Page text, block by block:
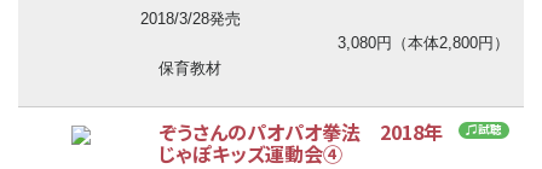
2018/3/28発売
3,080円（本体2,800円）
保育教材
♫試聴
ぞうさんのパオパオ拳法 2018年
じゃぽキッズ運動会④